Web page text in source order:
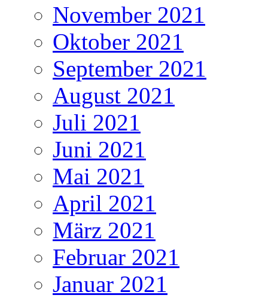
November 2021
Oktober 2021
September 2021
August 2021
Juli 2021
Juni 2021
Mai 2021
April 2021
März 2021
Februar 2021
Januar 2021